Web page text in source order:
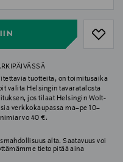
tuotteita, on toimitusaika
valita Helsingin tavaratalosta
jos tilaat Helsingin Wolt-
verkkokaupassa ma–pe 10–
40 €.
alta. Saatavuus voi
tieto pitää aina